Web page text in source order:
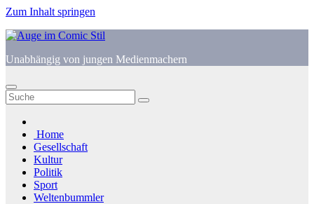
Zum Inhalt springen
Unabhängig von jungen Medienmachern
Home
Gesellschaft
Kultur
Politik
Sport
Weltenbummler